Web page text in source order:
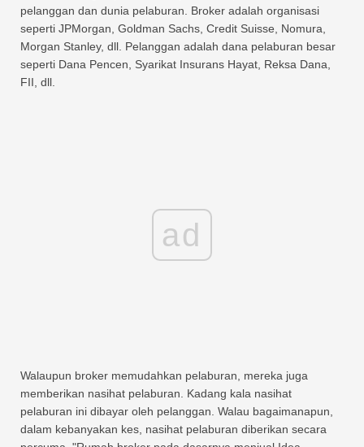
pelanggan dan dunia pelaburan. Broker adalah organisasi
seperti JPMorgan, Goldman Sachs, Credit Suisse, Nomura,
Morgan Stanley, dll. Pelanggan adalah dana pelaburan besar
seperti Dana Pencen, Syarikat Insurans Hayat, Reksa Dana,
FII, dll.
ad
Walaupun broker memudahkan pelaburan, mereka juga
memberikan nasihat pelaburan. Kadang kala nasihat
pelaburan ini dibayar oleh pelanggan. Walau bagaimanapun,
dalam kebanyakan kes, nasihat pelaburan diberikan secara